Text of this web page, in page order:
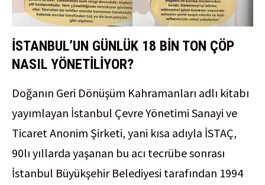
İSTANBUL’UN GÜNLÜK 18 BİN TON ÇÖP
NASIL YÖNETİLİYOR?
Doğanın Geri Dönüşüm Kahramanları adlı kitabı
yayımlayan İstanbul Çevre Yönetimi Sanayi ve
Ticaret Anonim Şirketi, yani kısa adıyla İSTAÇ,
90lı yıllarda yaşanan bu acı tecrübe sonrası
İstanbul Büyükşehir Belediyesi tarafından 1994